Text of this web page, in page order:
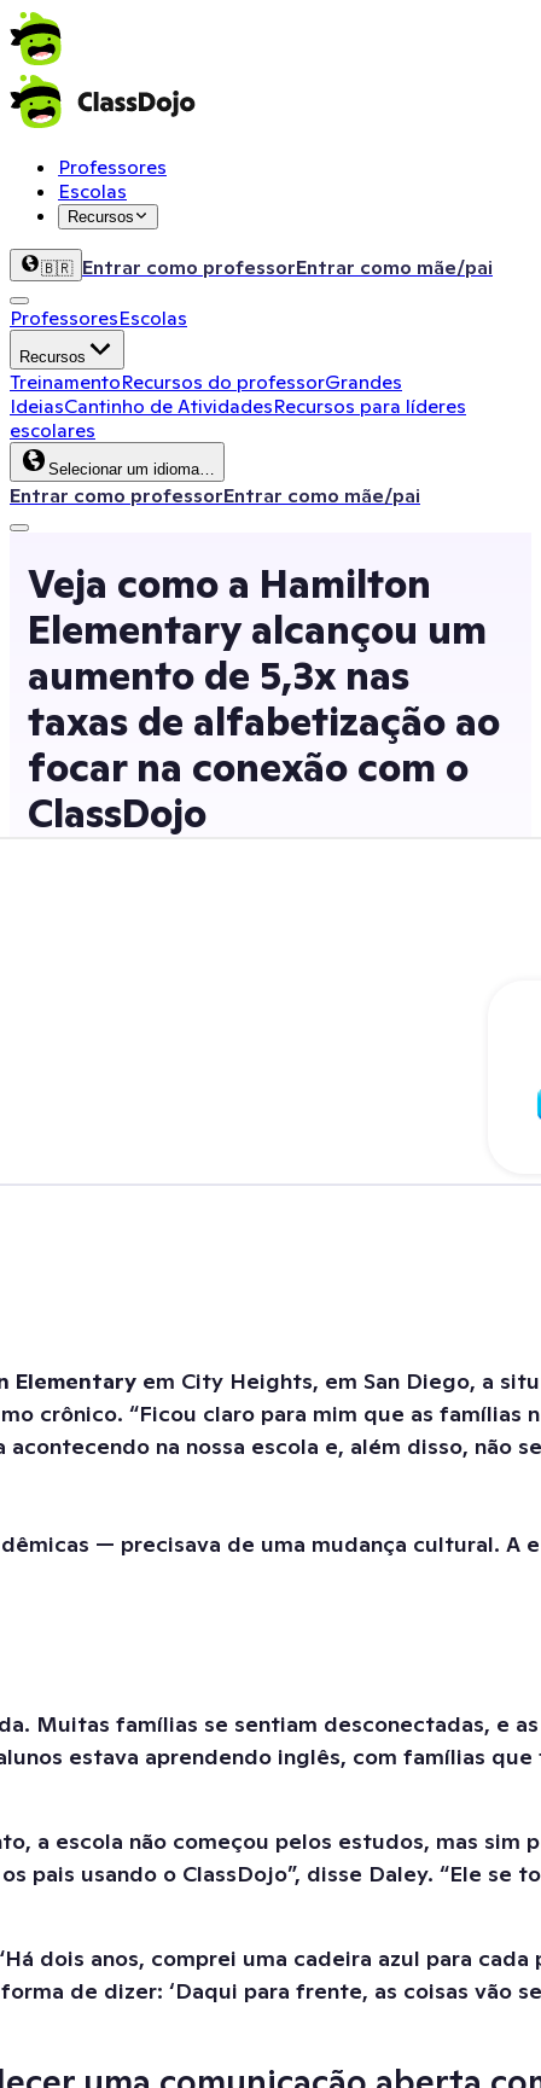
Professores
Escolas
Recursos
🇧🇷 Entrar como professorEntrar como mãe/pai
ProfessoresEscolas
Recursos
TreinamentoRecursos do professorGrandes
IdeiasCantinho de AtividadesRecursos para líderes
escolares
Selecionar um idioma…
Entrar como professorEntrar como mãe/pai
Veja como a Hamilton
Elementary alcançou um
aumento de 5,3x nas
taxas de alfabetização ao
focar na conexão com o
ClassDojo
Elementary em City Heights, em San Diego, a
crônico. “Ficou claro para mim que as famílias
na nossa escola e, além disso,
— precisava de uma mudança cultural.
Muitas famílias se sentiam desconectadas, e
estava aprendendo inglês, com famílias
a escola não começou pelos estudos, mas sim
pais usando o ClassDojo”, disse Daley. “Ele se
dois anos, comprei uma cadeira azul para
de dizer: ‘Daqui para frente, as coisas vão